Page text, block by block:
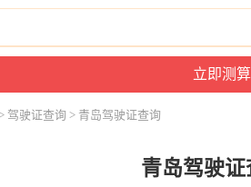
驾驶证查询 > 青岛驾驶证查询
青岛驾驶证